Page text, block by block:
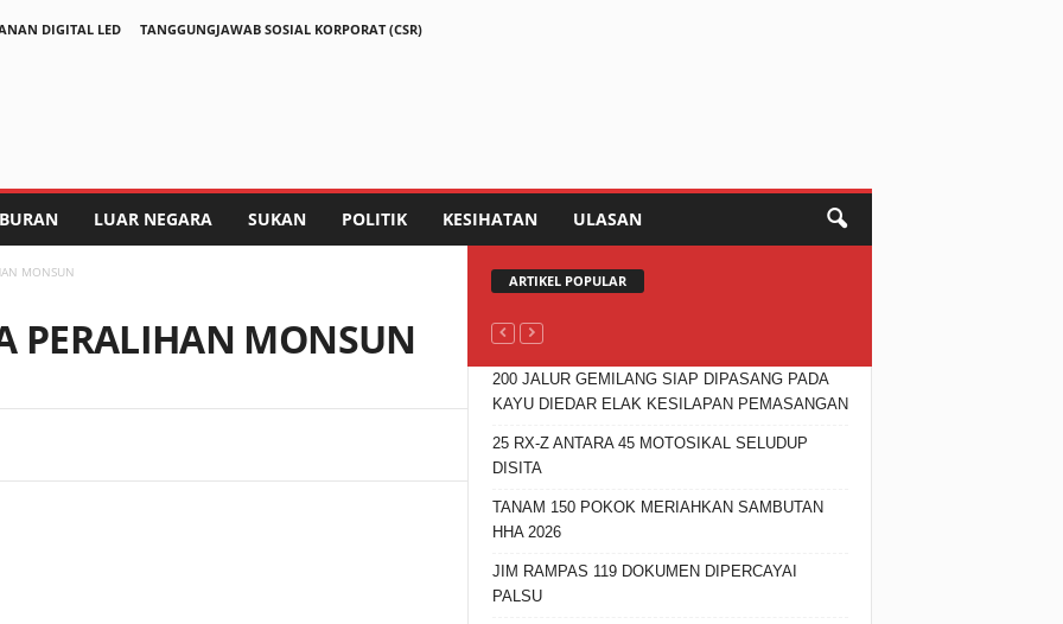
DIGITAL LED
TANGGUNGJAWAB SOSIAL KORPORAT (CSR)
LUAR NEGARA SUKAN POLITIK KESIHATAN ULASAN
MONSUN
PERALIHAN MONSUN
ARTIKEL POPULAR
200 JALUR GEMILANG SIAP DIPASANG PADA
KAYU DIEDAR ELAK KESILAPAN PEMASANGAN
25 RX-Z ANTARA 45 MOTOSIKAL SELUDUP
DISITA
TANAM 150 POKOK MERIAHKAN SAMBUTAN
HHA 2026
JIM RAMPAS 119 DOKUMEN DIPERCAYAI
PALSU